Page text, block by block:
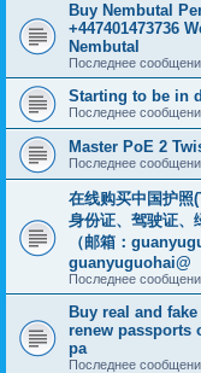
Buy Nembutal
+447401473736
Nembutal
Последнее
Starting to be in
Последнее
Master PoE 2
Последнее
在线购买中国护照
身份证、驾驶证、
（邮箱：
guanyuguohai@
Последнее
Buy real and
renew passports
pa
Последнее